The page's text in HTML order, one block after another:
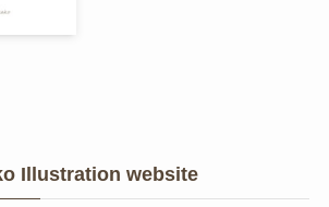
Illustration website